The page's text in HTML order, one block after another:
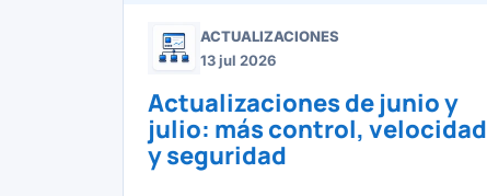
ACTUALIZACIONES
13 jul 2026
Actualizaciones de junio y
julio: más control, velocidad
y seguridad